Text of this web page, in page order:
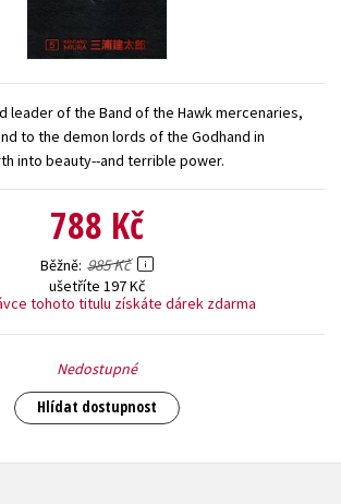
Všechny tituly
leader of the Band of the Hawk mercenaries,
to the demon lords of the Godhand in
into beauty--and terrible power.
788 Kč
Běžně 985 Kč
ušetříte 197 Kč
tohoto titulu získáte dárek zdarma
Nedostupné
Hlídat dostupnost